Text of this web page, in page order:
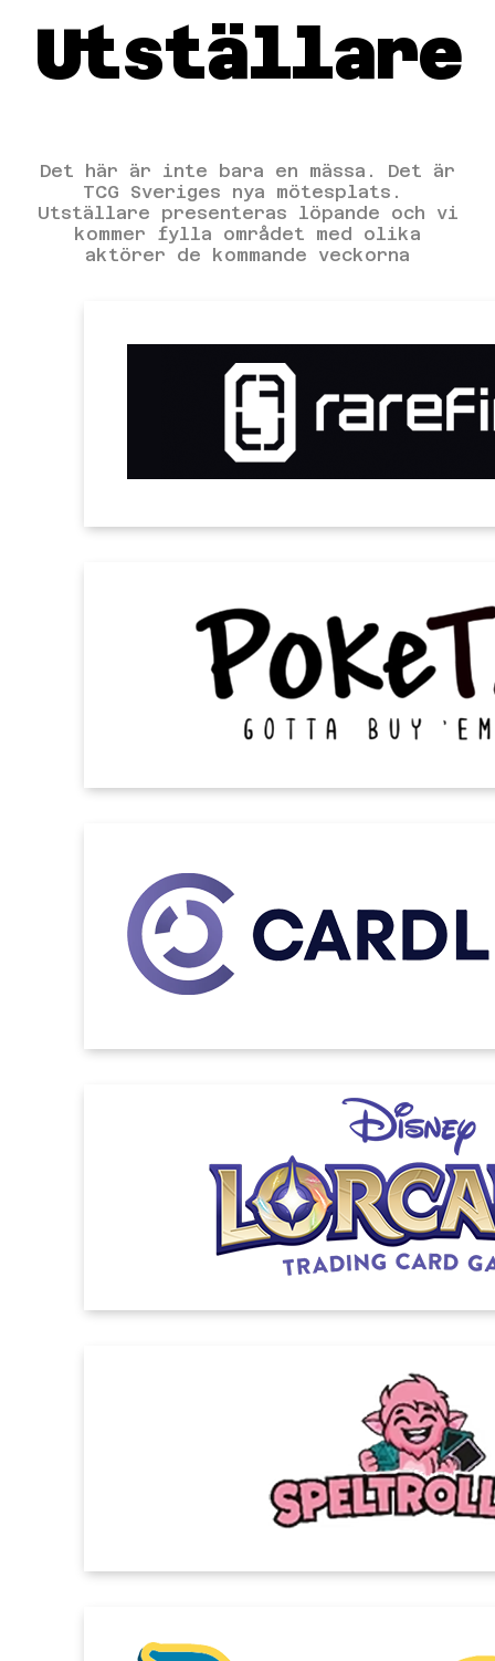
Utställare
Det här är inte bara en mässa. Det är
TCG Sveriges nya mötesplats.
Utställare presenteras löpande och vi
kommer fylla området med olika
aktörer de kommande veckorna